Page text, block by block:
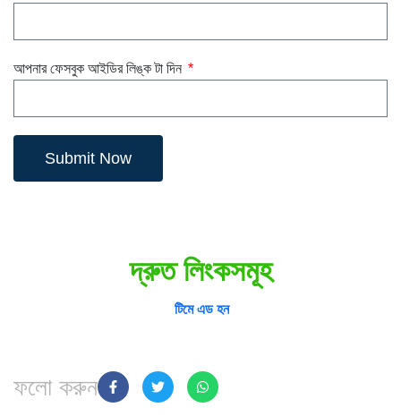
আপনার ফেসবুক আইডির লিঙ্ক টা দিন
Submit Now
দ্রুত লিংকসমূহ
টিমে এড হন
ফলো করুন